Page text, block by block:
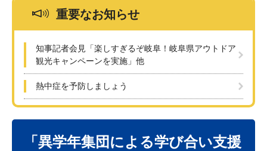
重要なお知らせ
知事記者会見「楽しすぎるぞ岐阜！岐阜県アウトドア
観光キャンペーンを実施」他
熱中症を予防しましょう
「異学年集団による学び合い支援